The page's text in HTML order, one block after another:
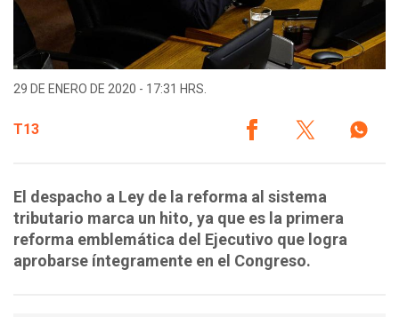
29 DE ENERO DE 2020 - 17:31 HRS.
T13
El despacho a Ley de la reforma al sistema
tributario marca un hito, ya que es la primera
reforma emblemática del Ejecutivo que logra
aprobarse íntegramente en el Congreso.